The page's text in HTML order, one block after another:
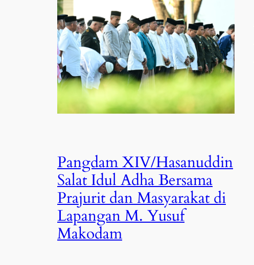
Pangdam XIV/Hasanuddin
Salat Idul Adha Bersama
Prajurit dan Masyarakat di
Lapangan M. Yusuf
Makodam